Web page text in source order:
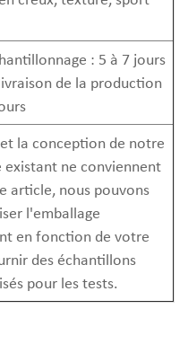
: 5 à 7 jours
de la production
la conception de notre
existant ne conviennent
article, nous pouvons
l'emballage
en fonction de votre
des échantillons
pour les tests.